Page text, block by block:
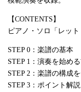
【CONTENTS】
ピアノ・ソロ「レット
STEP 0：楽譜の基本
STEP 1：演奏を始め
STEP 2：楽譜の構成
STEP 3：ポイント解説